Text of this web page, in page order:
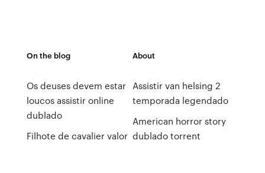
On the blog
Os deuses devem estar
loucos assistir online
dublado
Filhote de cavalier valor
About
Assistir van helsing 2
temporada legendado
American horror story
dublado torrent